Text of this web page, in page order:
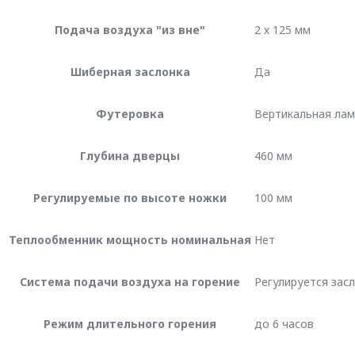
Подача воздуха "из вне" 2 х 125 мм
Шиберная заслонка Да
Футеровка Вертикальная
Глубина дверцы 460 мм
Регулируемые по высоте ножки 100 мм
Теплообменник мощность номинальная Нет
Система подачи воздуха на горение Регулируется
Режим длительного горения до 6 часов